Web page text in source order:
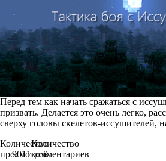
Перед тем как начать сражаться с
призвать. Делается это очень легко,
сверху головы скелетов-иссушителей,
Количество
просмотров
9011
Количество
комментариев
0